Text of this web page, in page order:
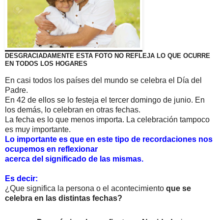
DESGRACIADAMENTE ESTA FOTO NO REFLEJA LO QUE OCURRE
EN TODOS LOS HOGARES
En casi todos los países del mundo se celebra el Día del
Padre.
En 42 de ellos se lo festeja el tercer domingo de junio. En
los demás, lo celebran en otras fechas.
La fecha es lo que menos importa. La celebración tampoco
es muy importante.
Lo importante es que en este tipo de recordaciones nos
ocupemos en reflexionar
acerca del significado de las mismas.
Es decir:
¿Que significa la persona o el acontecimiento que se
celebra en las distintas fechas?